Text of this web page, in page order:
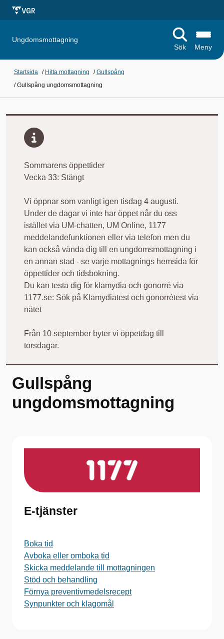
Ungdomsmottagning
Sök
Meny
Startsida / Hitta mottagning /Gullspång
/Gullspång ungdomsmottagning
Sommarens öppettider
Vecka 33: Stängt
Vi öppnar som vanligt igen tisdag 4 augusti.
Under de dagar vi inte har öppet når du oss
istället via UM-chatten, UM Online, 1177
meddelandefunktionen eller via telefon men du
kan också vända dig till en ungdomsmottagning i
en annan stad - se varje mottagnings hemsida för
öppettider och tidsbokning.
Du kan testa dig för klamydia och gonorré via
1177.se: Sök på Klamydiatest och gonorrétest via
nätet
Från 10 september byter vi öppetdag till
torsdagar.
Gullspång
ungdomsmottagning
E-tjänster
Boka tid
Avboka eller omboka tid
Skicka meddelande till mottagningen
Stöd och behandling
Förnya preventivmedelsrecept
Synpunkter och klagomål